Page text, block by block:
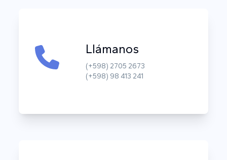
Llámanos
(+598) 2705 2673
(+598) 98 413 241